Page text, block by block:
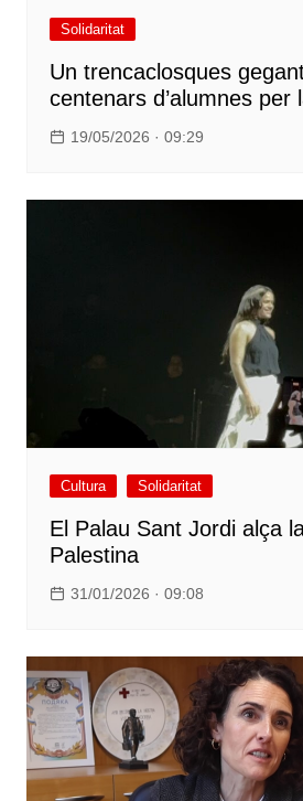
Solidaritat
Un trencaclosques
centenars d’alumnes per
19/05/2026 · 09:29
Cultura Solidaritat
El Palau Sant Jordi alça
Palestina
31/01/2026 · 09:08